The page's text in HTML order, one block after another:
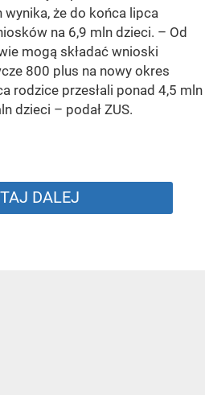
wynika, że do końca lipca
na 6,9 mln dzieci. – Od
mogą składać wnioski
800 plus na nowy okres
rodzice przesłali ponad 4,5 mln
dzieci – podał ZUS.
DALEJ